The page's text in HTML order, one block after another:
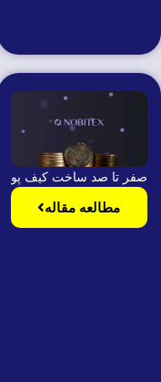
صفر تا صد ساخت کیف پول
مطالعه مقاله